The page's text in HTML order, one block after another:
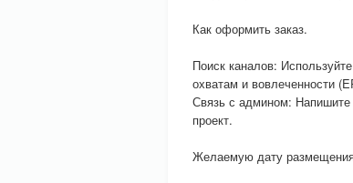
Как оформить заказ.
Поиск каналов:
охватам и вовлеченности
Связь с админом:
проект.
Желаемую дату